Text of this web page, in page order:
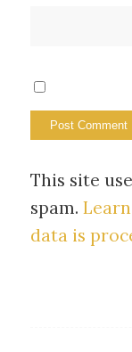
This site
spam.
data is